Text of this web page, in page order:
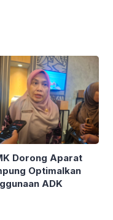
Dorong Aparat
Optimalkan
ADK